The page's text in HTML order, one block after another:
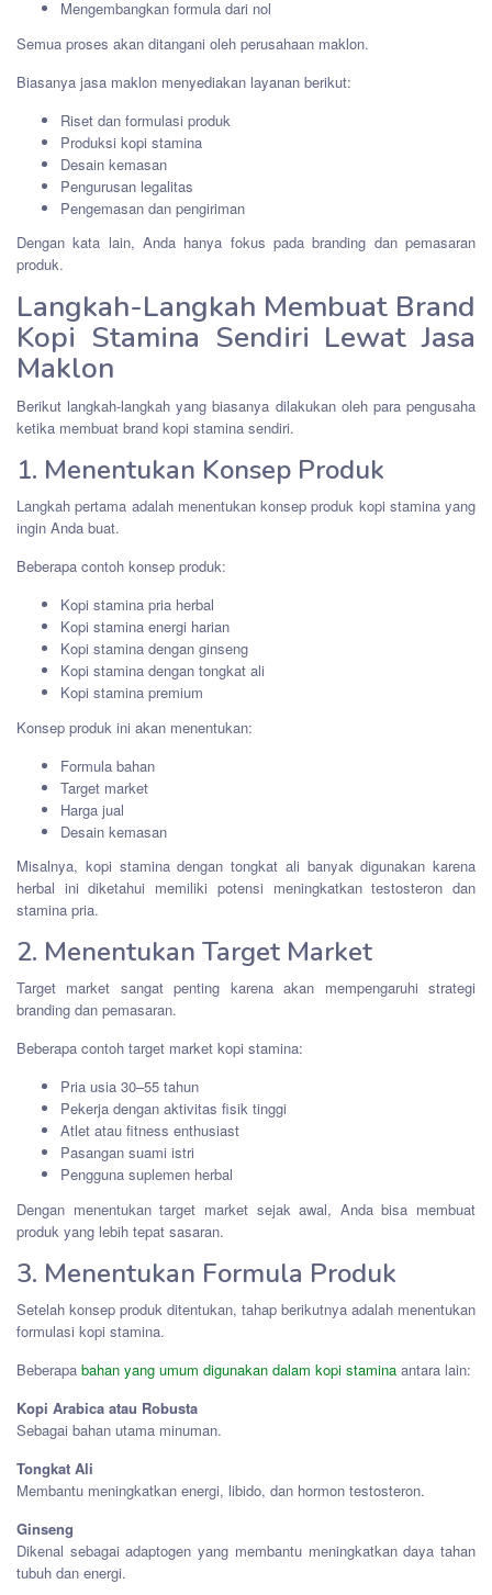
Mengembangkan formula dari nol
Semua proses akan ditangani oleh perusahaan maklon.
Biasanya jasa maklon menyediakan layanan berikut:
Riset dan formulasi produk
Produksi kopi stamina
Desain kemasan
Pengurusan legalitas
Pengemasan dan pengiriman
Dengan kata lain, Anda hanya fokus pada branding dan pemasaran
produk.
Langkah-Langkah Membuat Brand
Kopi Stamina Sendiri Lewat Jasa
Maklon
Berikut langkah-langkah yang biasanya dilakukan oleh para pengusaha
ketika membuat brand kopi stamina sendiri.
1. Menentukan Konsep Produk
Langkah pertama adalah menentukan konsep produk kopi stamina yang
ingin Anda buat.
Beberapa contoh konsep produk:
Kopi stamina pria herbal
Kopi stamina energi harian
Kopi stamina dengan ginseng
Kopi stamina dengan tongkat ali
Kopi stamina premium
Konsep produk ini akan menentukan:
Formula bahan
Target market
Harga jual
Desain kemasan
Misalnya, kopi stamina dengan tongkat ali banyak digunakan karena
herbal ini diketahui memiliki potensi meningkatkan testosteron dan
stamina pria.
2. Menentukan Target Market
Target market sangat penting karena akan mempengaruhi strategi
branding dan pemasaran.
Beberapa contoh target market kopi stamina:
Pria usia 30–55 tahun
Pekerja dengan aktivitas fisik tinggi
Atlet atau fitness enthusiast
Pasangan suami istri
Pengguna suplemen herbal
Dengan menentukan target market sejak awal, Anda bisa membuat
produk yang lebih tepat sasaran.
3. Menentukan Formula Produk
Setelah konsep produk ditentukan, tahap berikutnya adalah menentukan
formulasi kopi stamina.
Beberapa bahan yang umum digunakan dalam kopi stamina antara lain:
Kopi Arabica atau Robusta
Sebagai bahan utama minuman.
Tongkat Ali
Membantu meningkatkan energi, libido, dan hormon testosteron.
Ginseng
Dikenal sebagai adaptogen yang membantu meningkatkan daya tahan
tubuh dan energi.